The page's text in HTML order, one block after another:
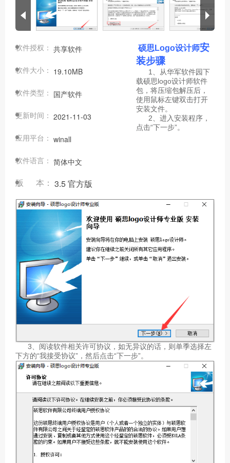
软件授权： 共享软件
软件大小： 19.10MB
软件类型： 国产软件
更新时间： 2021-11-03
应用平台： winall
软件语言： 简体中文
版 本： 3.5 官方版
硕思Logo设计师安
装步骤
1、从华军软件园下
载硕思logo设计师软件
包，将压缩包解压后，
使用鼠标左键双击打开
安装文件。
2、进入安装程序，
点击“下一步”。
3、阅读软件相关许可协议，如无异议的话，则单季选择左
下方的“我接受协议”，然后点击“下一步”。